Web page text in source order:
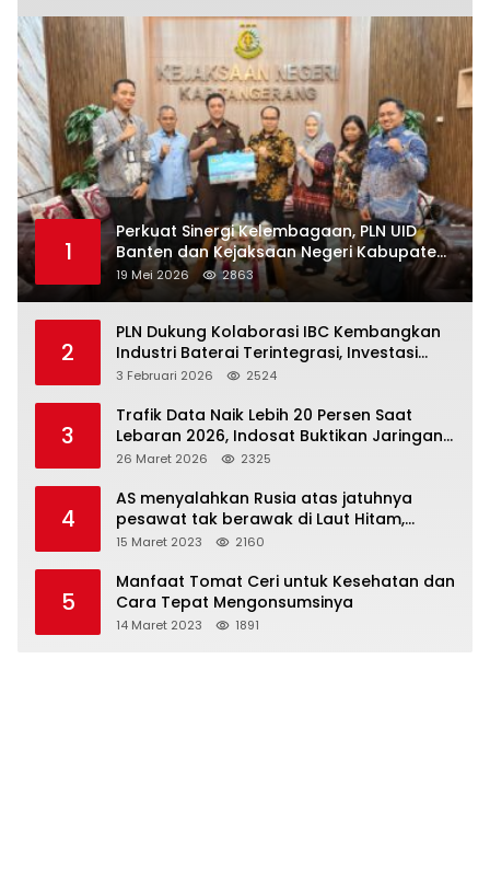
1
Perkuat Sinergi Kelembagaan, PLN UID
Banten dan Kejaksaan Negeri Kabupaten
Tangerang Kolaborasi Dukung Pelayanan
Publik
19 Mei 2026 2863
2
PLN Dukung Kolaborasi IBC Kembangkan
Industri Baterai Terintegrasi, Investasi
Capai USD 6 Miliar
3 Februari 2026 2524
3
Trafik Data Naik Lebih 20 Persen Saat
Lebaran 2026, Indosat Buktikan Jaringan
Tangguh Layani Jutaan Pemudik
26 Maret 2026 2325
4
AS menyalahkan Rusia atas jatuhnya
pesawat tak berawak di Laut Hitam,
Moskow menyangkal
15 Maret 2023 2160
5
Manfaat Tomat Ceri untuk Kesehatan dan
Cara Tepat Mengonsumsinya
14 Maret 2023 1891